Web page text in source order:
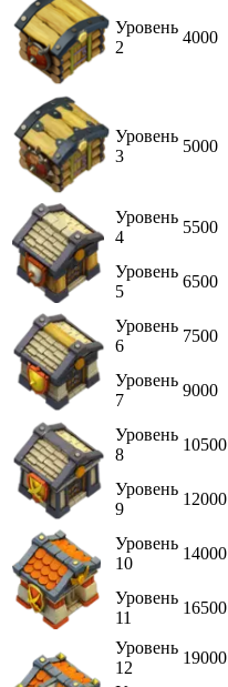
Уровень
2
4000
Уровень
3
5000
Уровень
4
5500
Уровень
5
6500
Уровень
6
7500
Уровень
7
9000
Уровень
8
10500
Уровень
9
12000
Уровень
10
14000
Уровень
11
16500
Уровень
12
19000